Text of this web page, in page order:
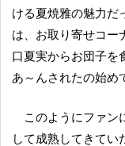
ける夏焼雅の魅力だ
は、お取り寄せコー
口夏実からお団子を
あ～んされたの始め
このようにファンにとっては非常に楽しめるコンテンツと
して成熟してきてい